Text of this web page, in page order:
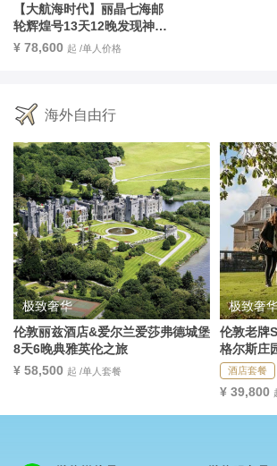
【大航海时代】丽晶七海邮
轮辉煌号13天12晚发现神圣
城堡与海岸线
¥ 78,600 起 /单人价格
海外自由行
极致奢华
伦敦丽兹酒店&爱尔兰爱莎弗德城堡
8天6晚典雅英伦之旅
¥ 58,500 起 /单人套餐
极致奢
伦敦老牌
格尔斯庄
旅酒店套餐
¥ 39,800